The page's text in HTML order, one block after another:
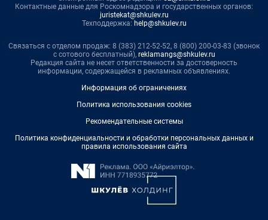
Контактные данные для Роскомнадзора и государственных органов:
juristekat@shkulev.ru
Техподдержка: help@shkulev.ru
Связаться с отделом продаж: 8 (383) 212-52-52, 8 (800) 200-03-83 (звонок
с сотового бесплатный), reklamangs@shkulev.ru
Редакция сайта не несет ответственности за достоверность
информации, содержащейся в рекламных объявлениях.
Информация об ограничениях
Политика использования cookies
Рекомендательные системы
Политика конфиденциальности и обработки персональных данных и
правила использования сайта